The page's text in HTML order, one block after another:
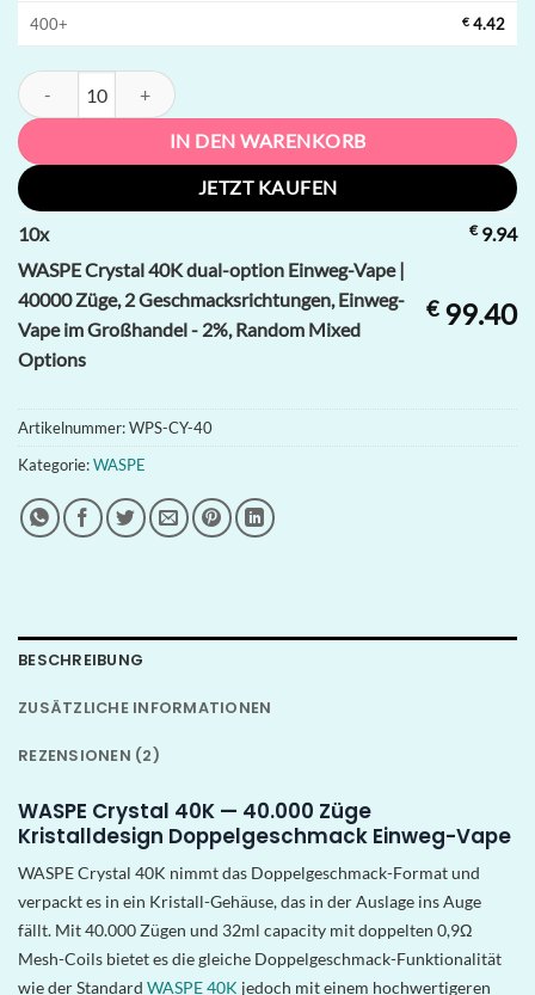
400+ € 4.42
WASPE Crystal 40K dual-option Einweg-Vape | 40000 Züge, 2
IN DEN WARENKORB
JETZT KAUFEN
10x €9.94
WASPE Crystal 40K dual-option Einweg-Vape |
40000 Züge, 2 Geschmacksrichtungen, Einweg-
Vape im Großhandel - 2%, Random Mixed
Options
€99.40
Artikelnummer:WPS-CY-40
Kategorie:WASPE
BESCHREIBUNG
ZUSÄTZLICHE INFORMATIONEN
REZENSIONEN (2)
WASPE Crystal 40K — 40.000 Züge
Kristalldesign Doppelgeschmack Einweg-Vape
WASPE Crystal 40K nimmt das Doppelgeschmack-Format und
verpackt es in ein Kristall-Gehäuse, das in der Auslage ins Auge
fällt. Mit 40.000 Zügen und 32ml capacity mit doppelten 0,9Ω
Mesh-Coils bietet es die gleiche Doppelgeschmack-Funktionalität
wie der Standard WASPE 40K jedoch mit einem hochwertigeren